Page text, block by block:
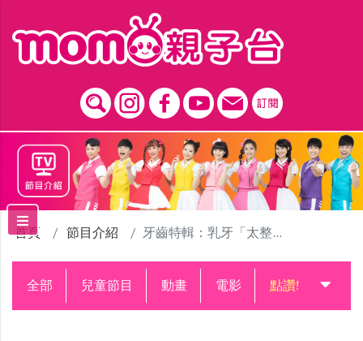
首頁 節目介紹 牙齒特輯：乳牙「太整齊」竟是暴牙警訊？權威牙醫破解迷思，提早做對省下百萬矯正費！
全部 兒童節目 動畫 電影 點讚!升級中